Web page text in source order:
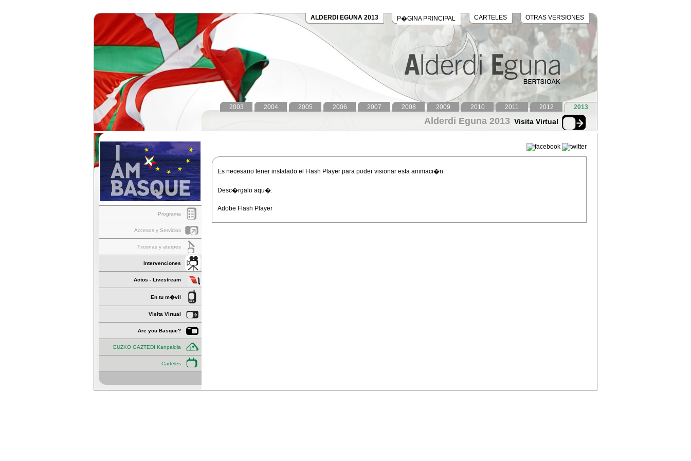
OTRAS VERSIONES
CARTELES
P�GINA PRINCIPAL
ALDERDI EGUNA 2013
2013
2012
2011
2010
2009
2008
2007
2006
2005
2004
2003
Alderdi Eguna 2013 Visita Virtual
Programa
Accesos y Servicios
Txosnas y aterpes
Intervenciones
Actos - Livestream
En tu m�vil
Visita Virtual
Are you Basque?
EUZKO GAZTEDI Kanpaldia
Carteles
Es necesario tener instalado el Flash Player para poder visionar esta animaci�n.
Desc�rgalo aqu�:
Adobe Flash Player